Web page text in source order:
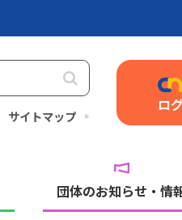
サイトマップ
ロ
団体のお知らせ・情